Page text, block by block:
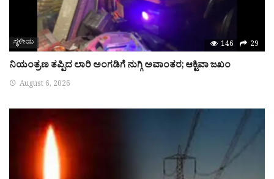
ಸ್ಥಳೀಯ 146 29
ನಿಯಂತ್ರಣ ತಪ್ಪಿದ ಲಾರಿ ಅಂಗಡಿಗೆ ನುಗ್ಗಿ ಅವಾಂತರ; ಆಕ್ಟಿವಾ ಜಖಂ
August 6, 2026